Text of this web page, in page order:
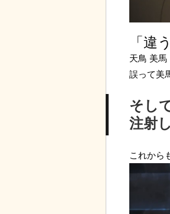
「違
天鳥 美馬
誤って美
そし
注射
これから